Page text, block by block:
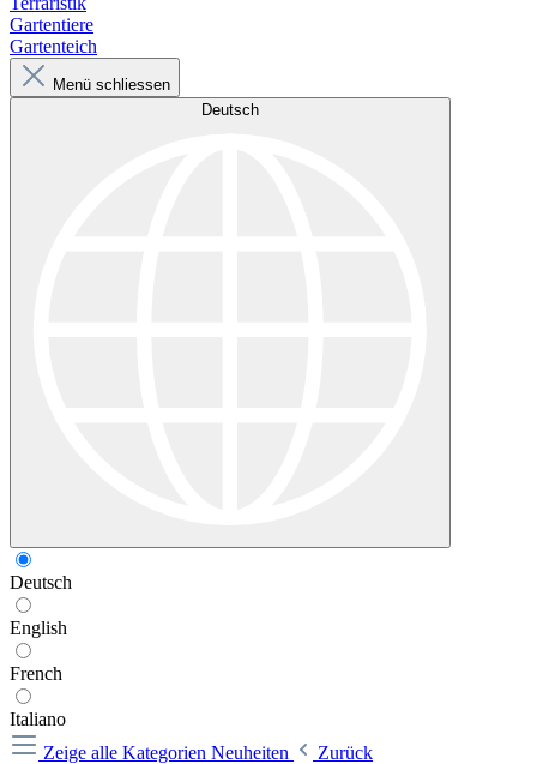
Gartentiere
Gartenteich
Menü schliessen
Deutsch
Deutsch
English
French
Italiano
Zeige alle Kategorien Neuheiten
Zurück